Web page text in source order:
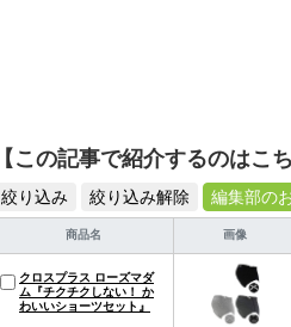
【この記事で紹介するのはこち
絞り込み 絞り込み解除 編集部の
商品名 画像
クロスプラス ローズマダ
ム『チクチクしない！ か
わいいショーツセット』